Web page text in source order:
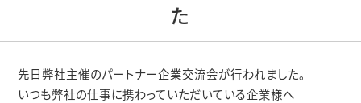
た
先日弊社主催のパートナー企業交流会が行われました。
いつも弊社の仕事に携わっていただいている企業様へ